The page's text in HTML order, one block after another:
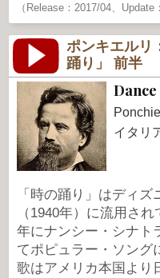
（Release：2017/04、Update
ポンキエルリ
踊り」 前半
イタリ
「時の踊り」はディズ
（1940年）に流用さ
年にナンシー・シナト
てポピュラー・ソング
歌はアメリカ本国より